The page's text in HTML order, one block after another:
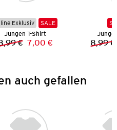
Exklusiv
SALE
Jungen T-Shirt
Vorheriger Preis:
€ Neuer Preis:
7,00 € 8,99 €
auch gefallen